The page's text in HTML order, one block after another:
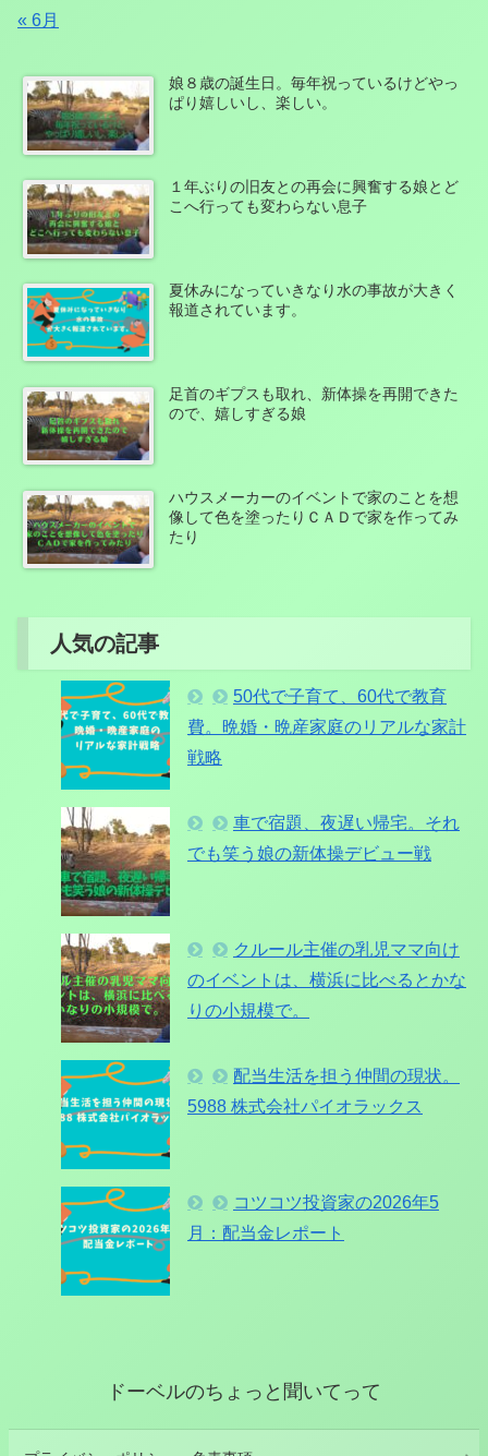
« 6月
娘８歳の誕生日。毎年祝っているけどやっ
ぱり嬉しいし、楽しい。
１年ぶりの旧友との再会に興奮する娘とど
こへ行っても変わらない息子
夏休みになっていきなり水の事故が大きく
報道されています。
足首のギプスも取れ、新体操を再開できた
ので、嬉しすぎる娘
ハウスメーカーのイベントで家のことを想
像して色を塗ったりＣＡＤで家を作ってみ
たり
人気の記事
50代で子育て、60代で教育
費。晩婚・晩産家庭のリアルな家計
戦略
車で宿題、夜遅い帰宅。それ
でも笑う娘の新体操デビュー戦
クルール主催の乳児ママ向け
のイベントは、横浜に比べるとかな
りの小規模で。
配当生活を担う仲間の現状。
5988 株式会社パイオラックス
コツコツ投資家の2026年5
月：配当金レポート
ドーベルのちょっと聞いてって